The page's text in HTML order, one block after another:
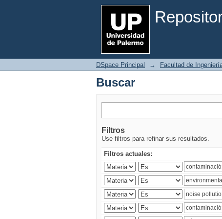
Buscar
DSpace Principal → Facultad de
Buscar
Filtros
Use filtros para refinar sus resultados.
Filtros actuales: